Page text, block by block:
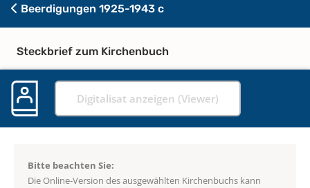
Beerdigungen 1925-1943 c
Steckbrief zum Kirchenbuch
Digitalisat anzeigen (Viewer)
Bitte beachten Sie:
Die Online-Version des ausgewählten Kirchenbuchs kann